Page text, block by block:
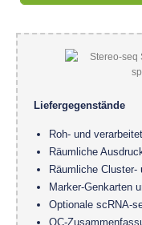
Liefergegenstände
Roh- und
Räumliche
Räumliche Cluster-
Marker-Genkarten
Optionale scRNA-
QC-